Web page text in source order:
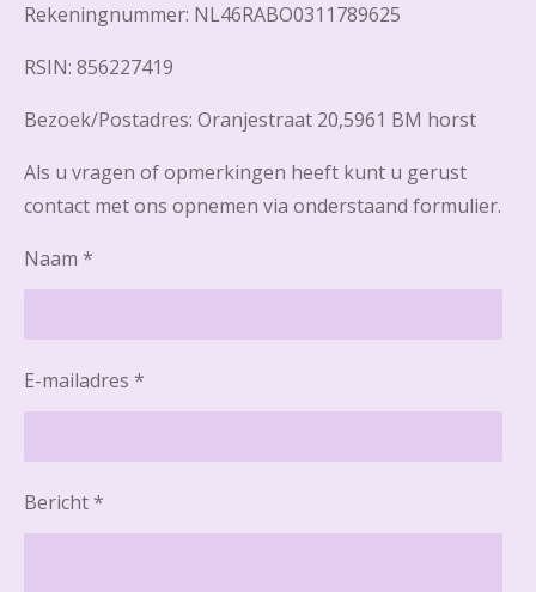
Rekeningnummer: NL46RABO0311789625
RSIN: 856227419
Bezoek/Postadres: Oranjestraat 20,5961 BM horst
Als u vragen of opmerkingen heeft kunt u gerust
contact met ons opnemen via onderstaand formulier.
Naam *
E-mailadres *
Bericht *